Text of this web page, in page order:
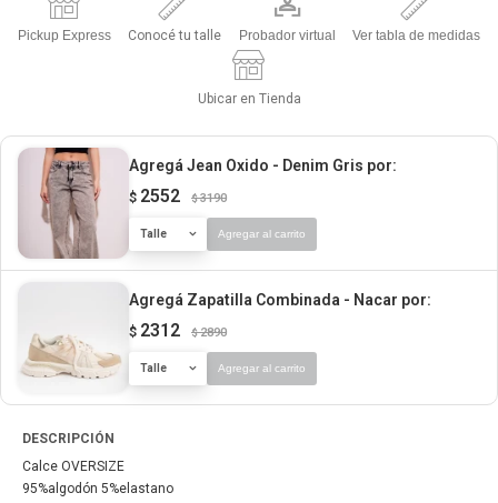
Pickup Express Conocé tu talle Probador virtual Ver tabla de medidas
Ubicar en Tienda
Agregá Jean Oxido - Denim Gris por:
$ 2552 $ 3190
Talle Agregar al carrito
Agregá Zapatilla Combinada - Nacar por:
$ 2312 $ 2890
Talle Agregar al carrito
DESCRIPCIÓN
Calce OVERSIZE
95%algodón 5%elastano